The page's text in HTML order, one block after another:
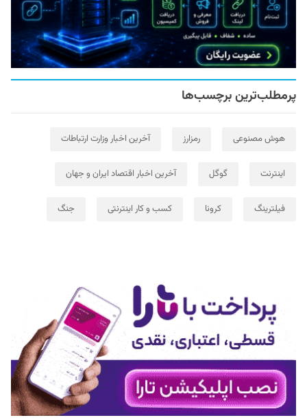
پرمطلب‌ترین برچسب‌ها
هوش مصنوعی رمزارز آخرین اخبار وزارت ارتباطات
اینترنت گوگل آخرین اخبار اقتصاد ایران و جهان
فیلترینگ کرونا کسب و کار اینترنتی جنگ